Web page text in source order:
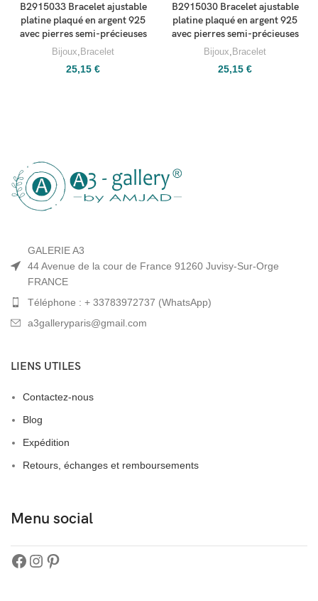
B2915033 Bracelet ajustable
platine plaqué en argent 925
avec pierres semi-précieuses
Bijoux, Bracelet
25,15 €
B2915030 Bracelet ajustable
platine plaqué en argent 925
avec pierres semi-précieuses
Bijoux, Bracelet
25,15 €
GALERIE A3
44 Avenue de la cour de France 91260 Juvisy-Sur-Orge
FRANCE
Téléphone : + 33783972737 (WhatsApp)
a3galleryparis@gmail.com
LIENS UTILES
Contactez-nous
Blog
Expédition
Retours, échanges et remboursements
Menu social